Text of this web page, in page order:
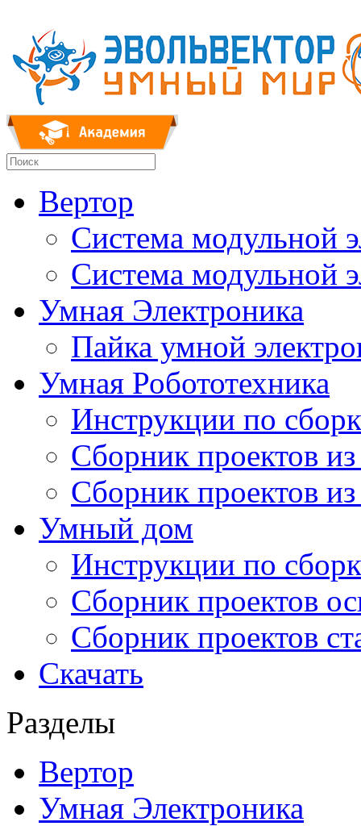
Вертор
Система модульной
Система модульной
Умная Электроника
Пайка умной
Умная Робототехника
Инструкции по
Сборник проектов
Сборник проектов
Умный дом
Инструкции по
Сборник проектов
Сборник проектов
Скачать
Разделы
Вертор
Умная Электроника